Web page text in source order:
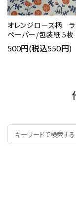
オレンジローズ柄 ラ
ペーパー/包装紙 5枚
500円(税込550円)